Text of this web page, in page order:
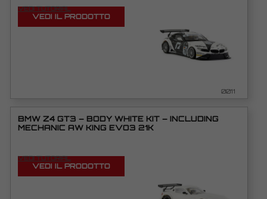
VEDI TUTORIAL
VEDI IL PRODOTTO
0011
BMW Z4 GT3 – BODY WHITE KIT – INCLUDING
MECHANIC AW KING EVO3 21K
VEDI TUTORIAL
VEDI IL PRODOTTO